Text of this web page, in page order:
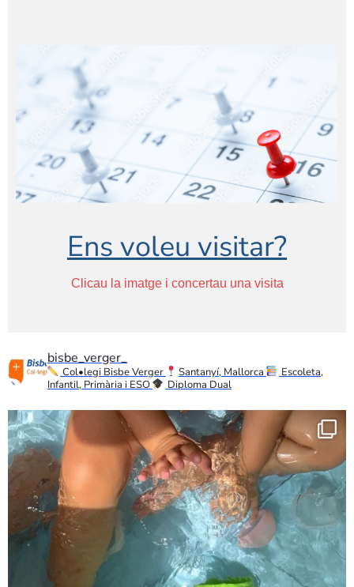
Ens voleu visitar?
Clicau la imatge i concertau una visita
bisbe_verger_
Col•legi Bisbe Verger Santanyí, Mallorca
Escoleta,
Infantil, Primària i ESO
Diploma Dual